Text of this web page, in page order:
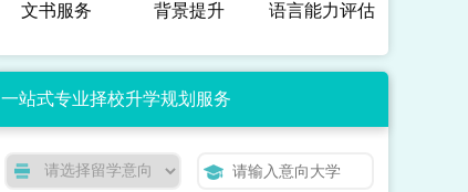
文书服务 背景提升 语言能力评估
一站式专业择校升学规划服务